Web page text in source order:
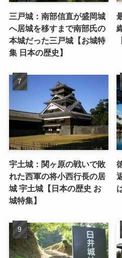
三戸城：南部信直が盛岡城
へ居城を移すまで南部氏の
本城だった三戸城【お城特
集 日本の歴史】
宇土城：関ヶ原の戦いで敗
れた西軍の将小西行長の居
城 宇土城【日本の歴史 お
城特集】